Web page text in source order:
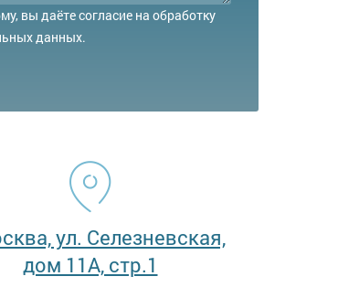
вы даёте согласие на обработку
данных.
ул. Селезневская,
дом 11А, стр.1